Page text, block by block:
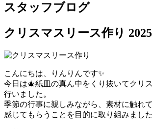
スタッフブログ
クリスマスリース作り
こんにちは、りんりんです✨
今日は🎄紙皿の真ん中をくり抜いてクリ
行いました。
季節の行事に親しみながら、素材に触れ
感じてもらうことを目的に取り組みました